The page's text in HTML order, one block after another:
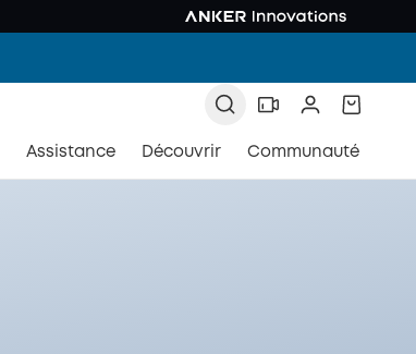
Assistance Découvrir Communauté